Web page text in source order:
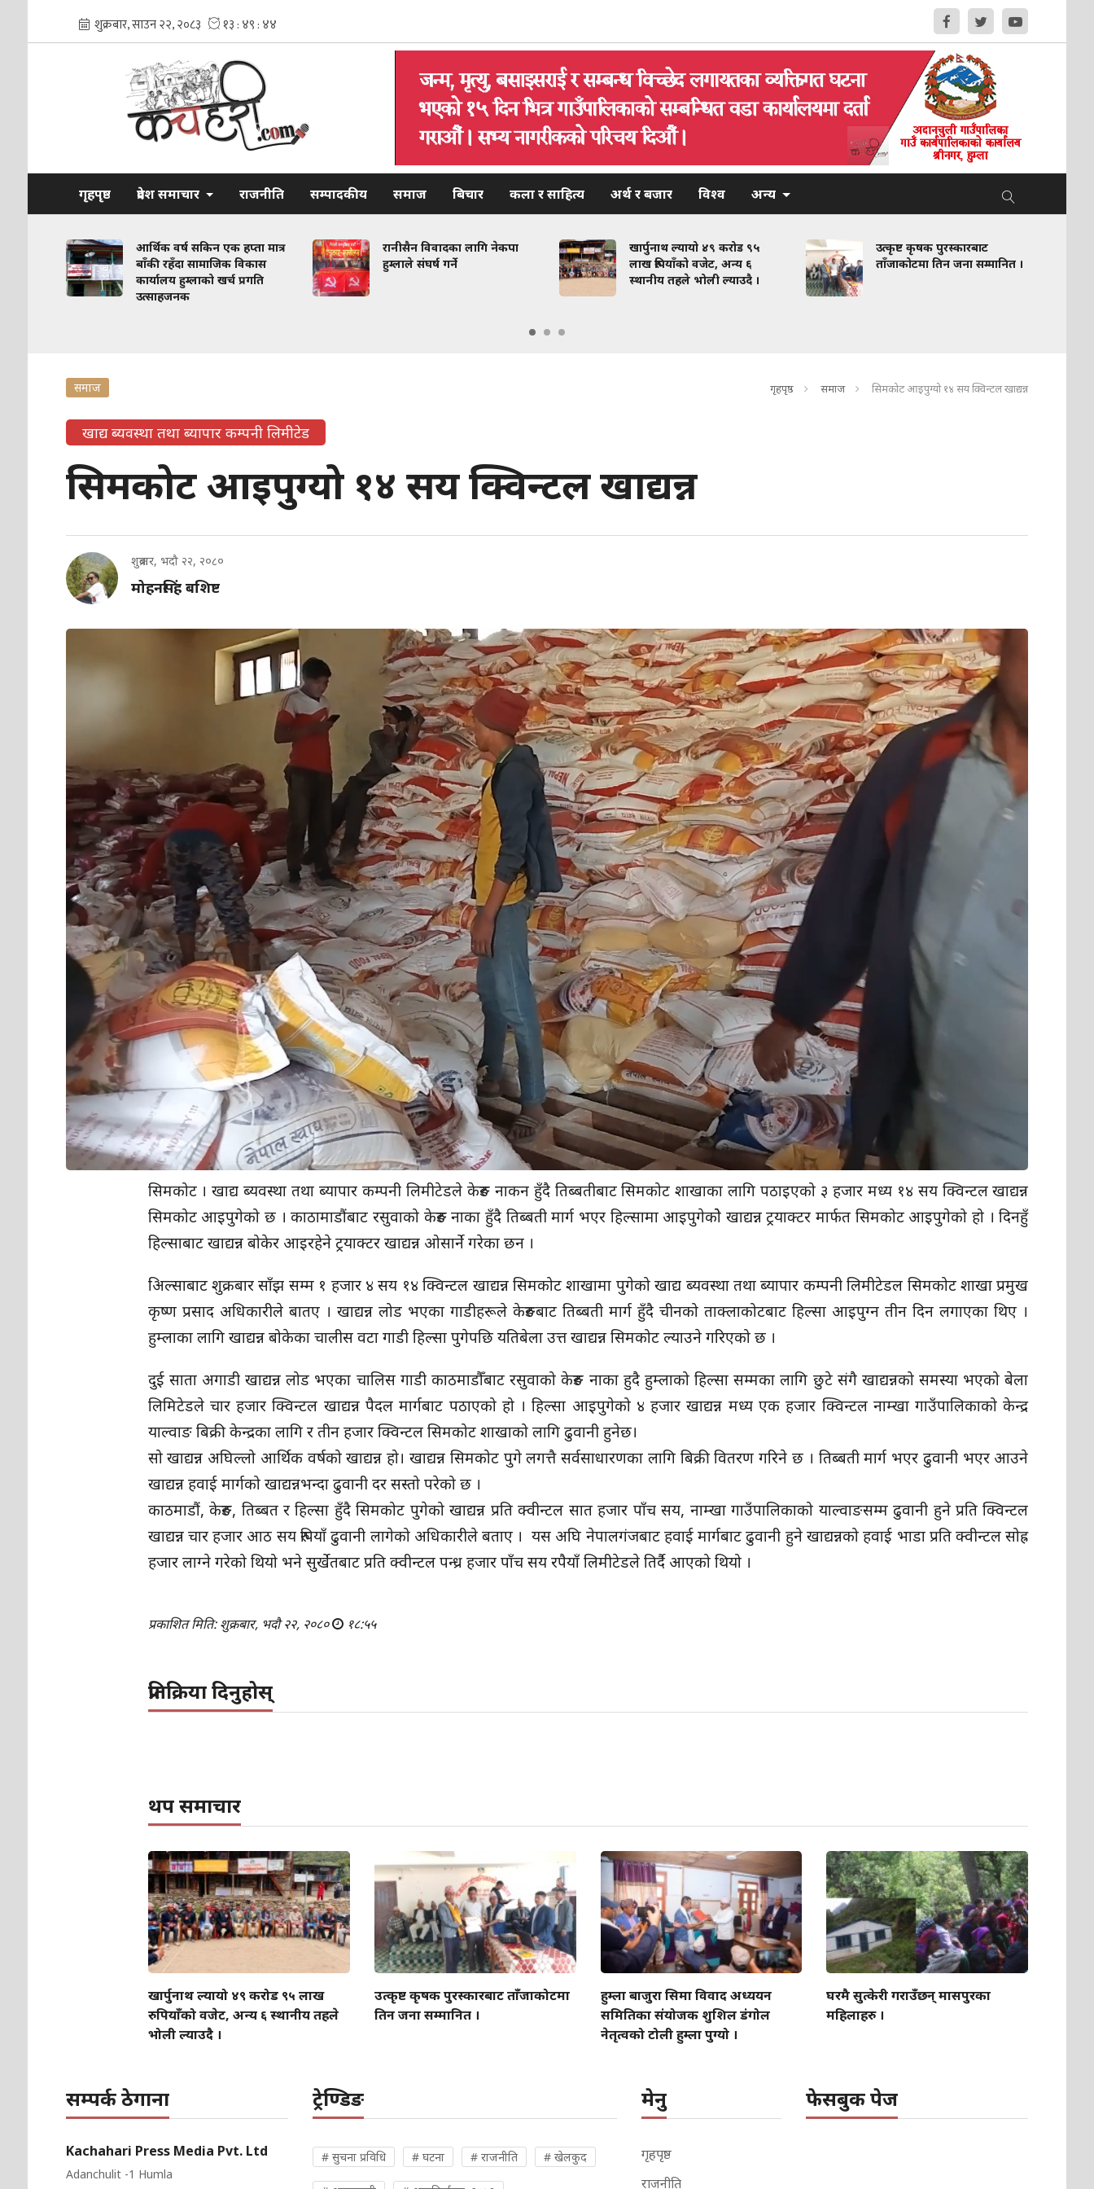
गृहपृष्ठ प्रदेश समाचार राजनीति सम्पादकीय समाज बिचार कला र साहित्य अर्थ र बजार विश्व अन्य
आर्थिक वर्ष सकिन एक हप्ता मात्र
बाँकी रहँदा सामाजिक विकास
कार्यालय हुम्लाको खर्च प्रगति
उत्साहजनक
रानीसैन विवादका लागि नेकपा
हुम्लाले संघर्ष गर्ने
खार्पुनाथ ल्यायो ४९ करोड ९५
लाख रुपियाँको वजेट, अन्य ६
स्थानीय तहले भोली ल्याउदै ।
उत्कृष्ट कृषक पुरस्कारबाट
ताँजाकोटमा तिन जना सम्मानित ।
समाज गृहपृष्ठ समाज सिमकोट आइपुग्यो १४ सय क्विन्टल खाद्यन्न
खाद्य ब्यवस्था तथा ब्यापार कम्पनी लिमीटेड
सिमकोट आइपुग्यो १४ सय क्विन्टल खाद्यन्न
शुक्रबार, भदौ २२, २०८०
मोहनसिंह बशिष्ट
सिमकोट । खाद्य ब्यवस्था तथा ब्यापार कम्पनी लिमीटेडले केरुङ नाकन हुँदै तिब्बतीबाट सिमकोट शाखाका लागि पठाइएको ३ हजार मध्य १४ सय क्विन्टल खाद्यन्न
सिमकोट आइपुगेको छ । काठामाडौंबाट रसुवाको केरुङ नाका हुँदै तिब्बती मार्ग भएर हिल्सामा आइपुगेकोे खाद्यन्न ट्रयाक्टर मार्फत सिमकोट आइपुगेको हो । दिनहुँ
हिल्साबाट खाद्यन्न बोकेर आइरहेने ट्रयाक्टर खाद्यन्न ओसार्ने गरेका छन ।
अिल्साबाट शुक्रबार साँझ सम्म १ हजार ४ सय १४ क्विन्टल खाद्यन्न सिमकोट शाखामा पुगेको खाद्य ब्यवस्था तथा ब्यापार कम्पनी लिमीटेडल सिमकोट शाखा प्रमुख
कृष्ण प्रसाद अधिकारीले बातए । खाद्यन्न लोड भएका गाडीहरूले केरुङबाट तिब्बती मार्ग हुँदै चीनको ताक्लाकोटबाट हिल्सा आइपुग्न तीन दिन लगाएका थिए ।
हुम्लाका लागि खाद्यन्न बोकेका चालीस वटा गाडी हिल्सा पुगेपछि यतिबेला उत्त खाद्यन्न सिमकोट ल्याउने गरिएको छ ।
दुई साता अगाडी खाद्यन्न लोड भएका चालिस गाडी काठमाडौँबाट रसुवाको केरुङ नाका हुदै हुम्लाको हिल्सा सम्मका लागि छुटे संगै खाद्यन्नको समस्या भएको बेला
लिमिटेडले चार हजार क्विन्टल खाद्यन्न पैदल मार्गबाट पठाएको हो । हिल्सा आइपुगेको ४ हजार खाद्यन्न मध्य एक हजार क्विन्टल नाम्खा गाउँपालिकाको केन्द्र
याल्वाङ बिक्री केन्द्रका लागि र तीन हजार क्विन्टल सिमकोट शाखाको लागि ढुवानी हुनेछ।
सो खाद्यन्न अघिल्लो आर्थिक वर्षको खाद्यन्न हो। खाद्यन्न सिमकोट पुगे लगत्तै सर्वसाधारणका लागि बिक्री वितरण गरिने छ । तिब्बती मार्ग भएर ढुवानी भएर आउने
खाद्यन्न हवाई मार्गको खाद्यन्नभन्दा ढुवानी दर सस्तो परेको छ ।
काठमाडौं, केरुङ, तिब्बत र हिल्सा हुँदै सिमकोट पुगेको खाद्यन्न प्रति क्वीन्टल सात हजार पाँच सय, नाम्खा गाउँपालिकाको याल्वाङसम्म ढुवानी हुने प्रति क्विन्टल
खाद्यन्न चार हजार आठ सय रुपियाँ ढुवानी लागेको अधिकारीले बताए । यस अघि नेपालगंजबाट हवाई मार्गबाट ढुवानी हुने खाद्यन्नको हवाई भाडा प्रति क्वीन्टल सोह्र
हजार लाग्ने गरेको थियो भने सुर्खेतबाट प्रति क्वीन्टल पन्ध्र हजार पाँच सय रपैयाँ लिमीटेडले तिर्दै आएको थियो ।
प्रकाशित मिति: शुक्रबार, भदौ २२, २०८० १८:५५
प्रतिक्रिया दिनुहोस्
थप समाचार
खार्पुनाथ ल्यायो ४९ करोड ९५ लाख
रुपियाँको वजेट, अन्य ६ स्थानीय तहले
भोली ल्याउदै ।
उत्कृष्ट कृषक पुरस्कारबाट ताँजाकोटमा
तिन जना सम्मानित ।
हुम्ला बाजुरा सिमा विवाद अध्ययन
समितिका संयोजक शुशिल डंगोल
नेतृत्वको टोली हुम्ला पुग्यो ।
घरमै सुत्केरी गराउँछन् मासपुरका
महिलाहरु ।
सम्पर्क ठेगाना
Kachahari Press Media Pvt. Ltd
Adanchulit -1 Humla
ट्रेण्डिङ
# सुचना प्रविधि # घटना # राजनीति # खेलकुद
मेनु
गृहपृष्ठ
राजनीति
फेसबुक पेज